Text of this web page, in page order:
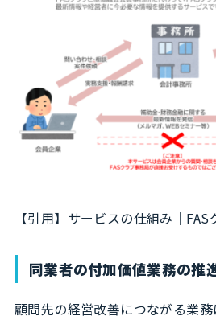
【引用】 サービスの仕組み｜FAS
同業者の付加価値業務の推
顧問先の経営改善につながる業